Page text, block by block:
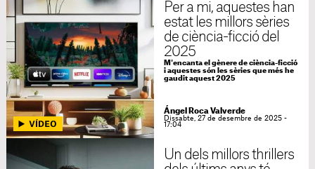
Per a mi, aquestes han
estat les millors sèries
de ciència-ficció del
2025
M'encanta el gènere de ciència-ficció
i aquestes són les sèries que més he
gaudit aquest 2025
Ángel Roca Valverde
Dissabte, 27 de desembre de 2025 -
17:04
Un dels millors thrillers